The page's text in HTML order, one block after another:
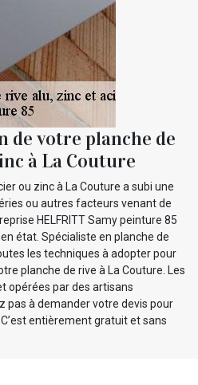
de votre planche de
à La Couture
ou zinc à La Couture a subi une
ou autres facteurs venant de
HELFRITT Samy peinture 85
état. Spécialiste en planche de
les techniques à adopter pour
planche de rive à La Couture. Les
opérées par des artisans
pas à demander votre devis pour
entièrement gratuit et sans